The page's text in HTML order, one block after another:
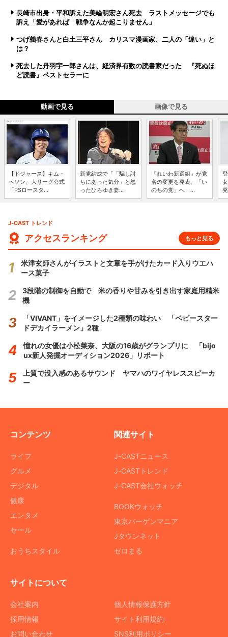
長崎市出身・平和訴えた美輪明宏さん死去 ラストメッセージでも
訴え「愛があれば 戦争なんか起こりません」
つげ義春さんと白土三平さん カリスマ漫画家、二人の「違い」と
は？
死去した丹羽宇一郎さんは、経済界有数の読書家だった 『死ぬほ
ど読書』ベストセラーに
動画で見る 画像で見る
【ドジャース】キム・
ヘソン、大リーグ公式
「PSロースタ...
新党結成で「「騙し討
ちにあった気分」と怒
ったひろゆき妻...
「れいわ新選組」が党
名の変更を発表、「い
のちの党」へ ...
J-CAST トレンド
アクセスランキング もっと見る
米津玄師さんがイラストと文章を手がけたカード入りウエハ
ース菓子
3段階の制御を自動で 米の香りや甘みを引き出す家庭用精米
機
「VIVANT」をイメージした2種類の味わい 「ベビースター
ドデカイラーメン」2種
憧れの女優は小松菜奈、大阪の16歳がグランプリに 「bijo
ux新人発掘オーディション2026」リポート
上質で没入感のあるサウンド ヤマハのワイヤレススピーカ
ー
コンテンツ
ライフ
グルメ
デジタル
健康
エンタメ
セール
おうちスタイル
関連サイト
J-CASTニュース
J-CASTトレンド
J-CAST会社ウォッチ
BOOKウォッチ
東京バーゲンマニア
Jタウンネット
ゼロまる
サイトについて
会社案内
採用情報
お問い合わせ
個人情報保護方針
サイト利用規約
SNS利用ポリシー